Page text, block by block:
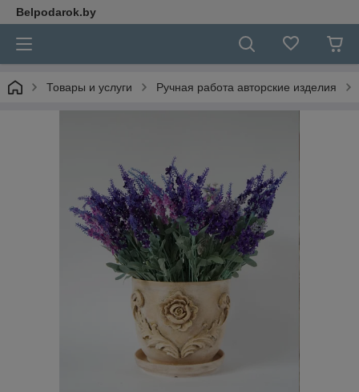
Belpodarok.by
Товары и услуги Ручная работа авторские изделия